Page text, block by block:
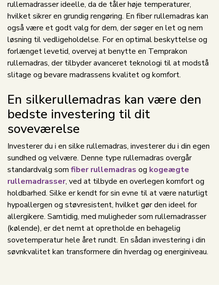
rullemadrasser ideelle, da de tåler høje temperaturer,
hvilket sikrer en grundig rengøring. En fiber rullemadras kan
også være et godt valg for dem, der søger en let og nem
løsning til vedligeholdelse. For en optimal beskyttelse og
forlænget levetid, overvej at benytte en Temprakon
rullemadras, der tilbyder avanceret teknologi til at modstå
slitage og bevare madrassens kvalitet og komfort.
En silkerullemadras kan være den
bedste investering til dit
soveværelse
Investerer du i en silke rullemadras, investerer du i din egen
sundhed og velvære. Denne type rullemadras overgår
standardvalg som fiber rullemadras og kogeægte
rullemadrasser, ved at tilbyde en overlegen komfort og
holdbarhed. Silke er kendt for sin evne til at være naturligt
hypoallergen og støvresistent, hvilket gør den ideel for
allergikere. Samtidig, med muligheder som rullemadrasser
(kølende), er det nemt at opretholde en behagelig
sovetemperatur hele året rundt. En sådan investering i din
søvnkvalitet kan transformere din hverdag og energiniveau.